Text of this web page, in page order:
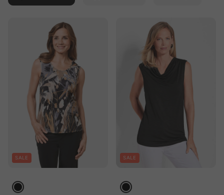
SALE SALE